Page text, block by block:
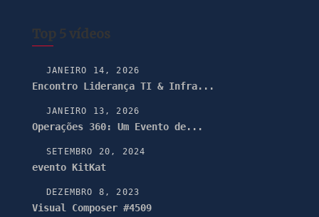
Top 5 vídeos
JANEIRO 14, 2026
Encontro Liderança TI & Infra...
JANEIRO 13, 2026
Operações 360: Um Evento de...
SETEMBRO 20, 2024
evento KitKat
DEZEMBRO 8, 2023
Visual Composer #4509